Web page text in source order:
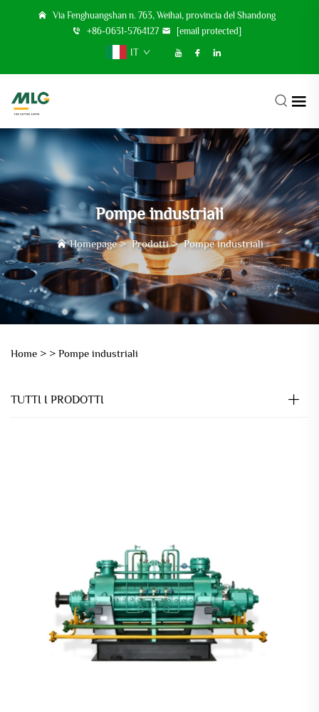
Via Fenghuangshan n. 763, Weihai, provincia del Shandong
+86-0631-5764127
[email protected]
IT
Pompe industriali
Homepage>Prodotti>Pompe industriali
Home > > Pompe industriali
TUTTI I PRODOTTI